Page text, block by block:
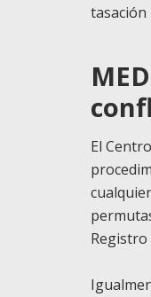
tasación
El
Registro